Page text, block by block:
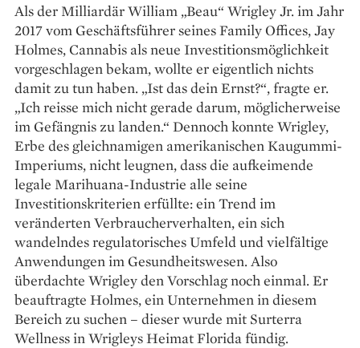
Als der Milliardär William „Beau“ Wrigley Jr. im Jahr
2017 vom Geschäftsführer seines Family Offices, Jay
Holmes, Cannabis als neue Investitions­möglichkeit
vorgeschlagen bekam, wollte er eigentlich nichts
damit zu tun haben. „Ist das dein Ernst?“, fragte er.
„Ich reisse mich nicht gerade ­da­rum, möglicherweise
im Gefängnis zu landen.“ Dennoch konnte Wrigley,
Erbe des gleichnamigen amerikanischen Kaugummi-
Imperiums, nicht leugnen, dass die aufkeimende
legale Marihuana-Industrie alle seine
Investitionskriterien erfüllte: ein Trend im
veränderten Verbraucherverhalten, ein sich
wandelndes regulatorisches Umfeld und vielfältige
Anwendungen im Gesundheitswesen. Also
überdachte Wrigley den Vorschlag noch einmal. Er
beauftragte Holmes, ein Unternehmen in diesem
Bereich zu ­suchen – dieser wurde mit Surterra
Wellness in Wrigleys Heimat Florida fündig.